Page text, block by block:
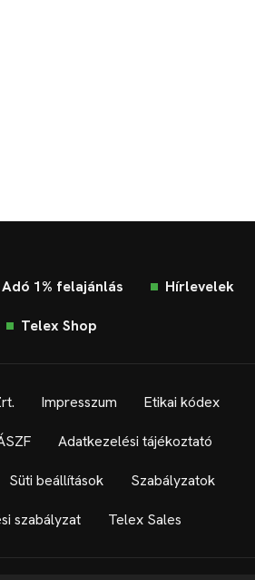
Adó 1% felajánlás Hírlevelek
Telex Shop
Impresszum Etikai kódex
Adatkezelési tájékoztató
Süti beállítások Szabályzatok
szabályzat Telex Sales